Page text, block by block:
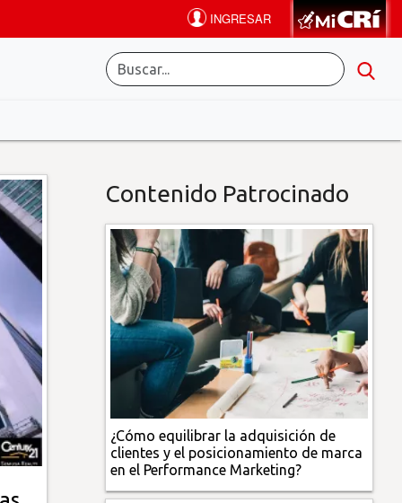
Contenido Patrocinado
¿Cómo equilibrar la adquisición de
clientes y el posicionamiento de marca
en el Performance Marketing?